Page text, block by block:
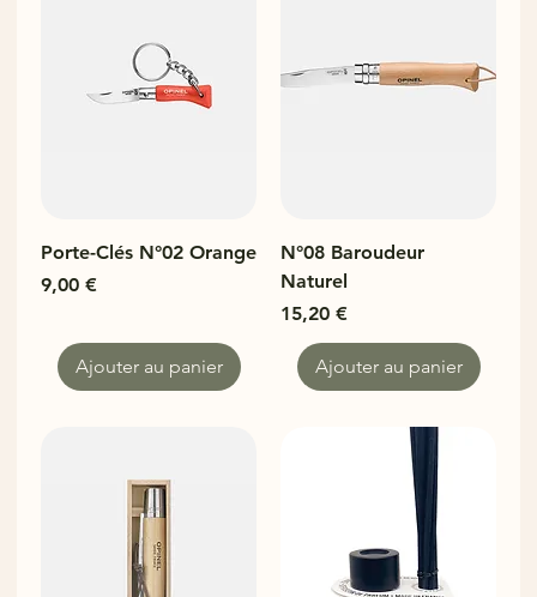
Porte-Clés N°02 Orange
Prix
9,00 €
Ajouter au panier
N°08 Baroudeur
Naturel
Prix
15,20 €
Ajouter au panier